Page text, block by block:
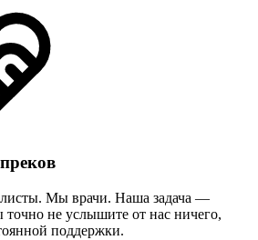
Мы врачи. Наша задача —
не услышите от нас ничего,
поддержки.